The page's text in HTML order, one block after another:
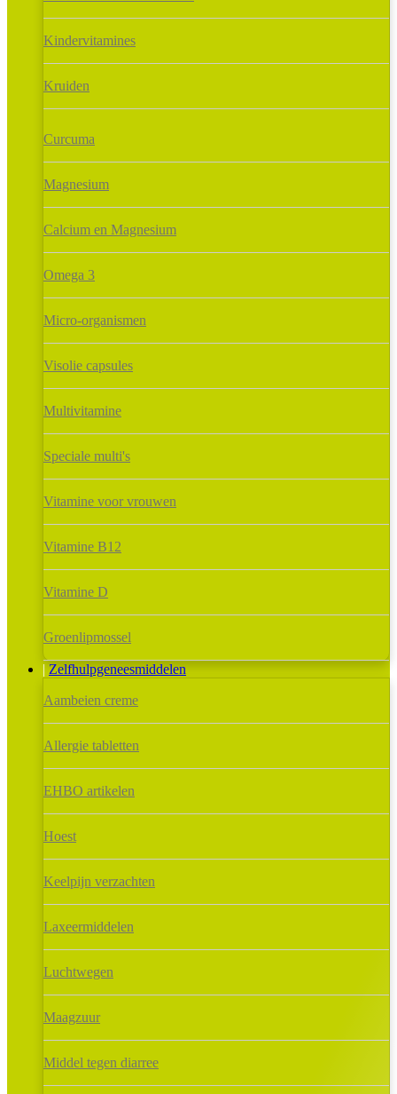
Kindervitamines
Kruiden
Curcuma
Magnesium
Calcium en Magnesium
Omega 3
Micro-organismen
Visolie capsules
Multivitamine
Speciale multi's
Vitamine voor vrouwen
Vitamine B12
Vitamine D
Groenlipmossel
Zelfhulpgeneesmiddelen
Aambeien creme
Allergie tabletten
EHBO artikelen
Hoest
Keelpijn verzachten
Laxeermiddelen
Luchtwegen
Maagzuur
Middel tegen diarree